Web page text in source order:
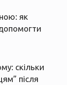
як
скільки
після